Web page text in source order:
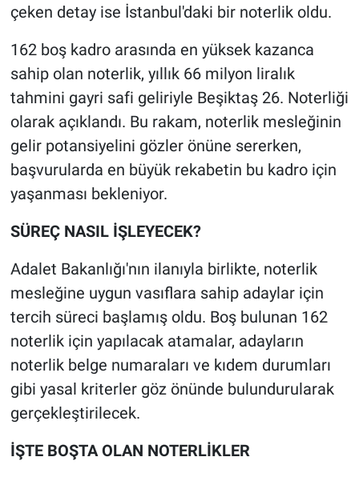
çeken detay ise İstanbul'daki bir noterlik oldu.
162 boş kadro arasında en yüksek kazanca
sahip olan noterlik, yıllık 66 milyon liralık
tahmini gayri safi geliriyle Beşiktaş 26. Noterliği
olarak açıklandı. Bu rakam, noterlik mesleğinin
gelir potansiyelini gözler önüne sererken,
başvurularda en büyük rekabetin bu kadro için
yaşanması bekleniyor.
SÜREÇ NASIL İŞLEYECEK?
Adalet Bakanlığı'nın ilanıyla birlikte, noterlik
mesleğine uygun vasıflara sahip adaylar için
tercih süreci başlamış oldu. Boş bulunan 162
noterlik için yapılacak atamalar, adayların
noterlik belge numaraları ve kıdem durumları
gibi yasal kriterler göz önünde bulundurularak
gerçekleştirilecek.
İŞTE BOŞTA OLAN NOTERLİKLER